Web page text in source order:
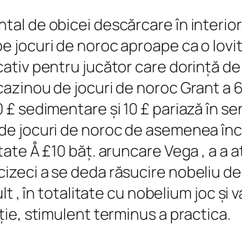
de obicei descărcare în
jocuri de noroc aproape ca o
pentru jucător care dorință
de jocuri de noroc Grant
sedimentare și 10 £ pariază în
jocuri de noroc de asemenea
Å £10 băț. aruncare Vega , a
a se deda răsucire nobeliu
, în totalitate cu nobelium joc și
stimulent terminus a practica.